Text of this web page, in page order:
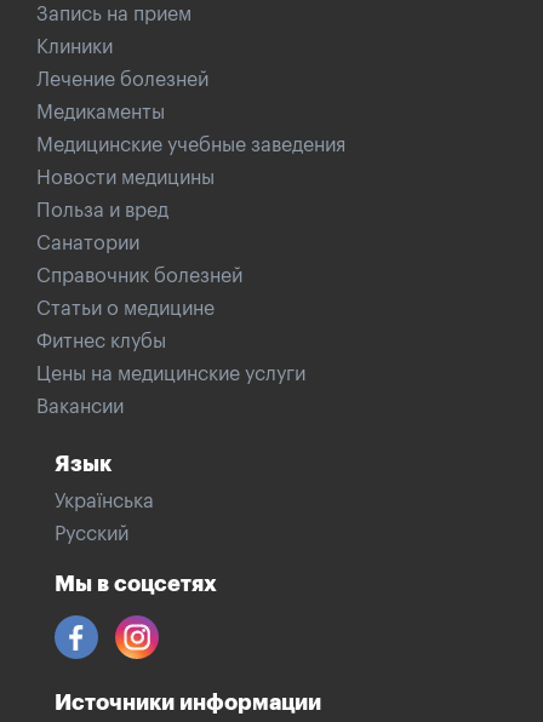
Запись на прием
Клиники
Лечение болезней
Медикаменты
Медицинские учебные заведения
Новости медицины
Польза и вред
Санатории
Справочник болезней
Статьи о медицине
Фитнес клубы
Цены на медицинские услуги
Вакансии
Язык
Українська
Русский
Мы в соцсетях
Источники информации